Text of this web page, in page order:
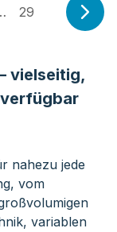
29
vielseitig,
nahezu jede
vom
variablen